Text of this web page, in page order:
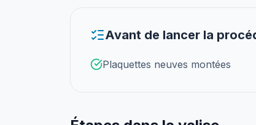
Avant de lancer la
Plaquettes neuves montées